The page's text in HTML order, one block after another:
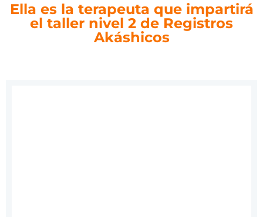
Ella es la terapeuta que impartirá
el taller nivel 2 de Registros
Akáshicos